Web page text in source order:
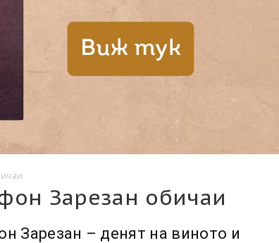
Зарезан обичаи
Зарезан – денят на виното и